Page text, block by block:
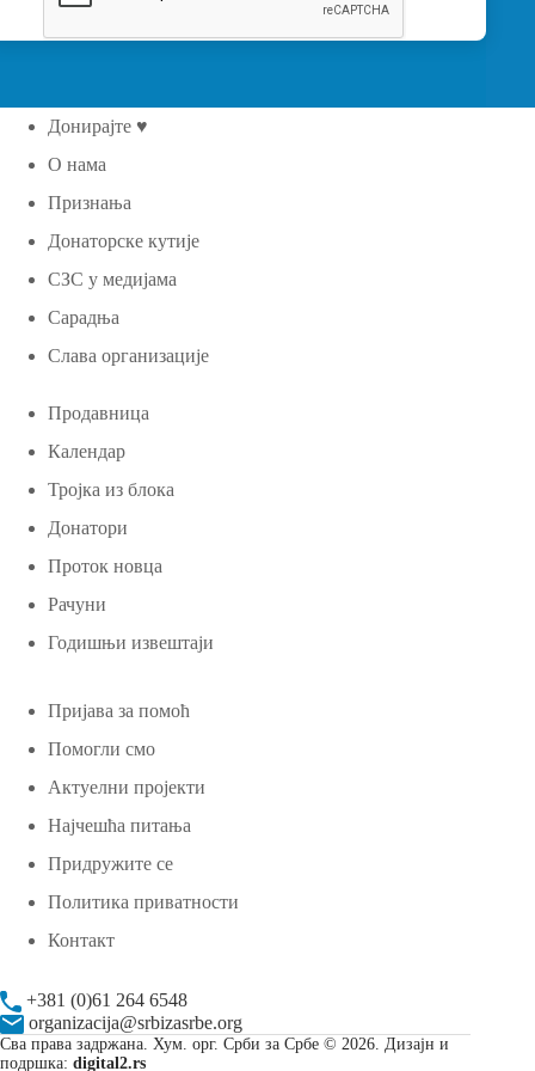
Донирајте ♥
О нама
Признања
Донаторске кутије
СЗС у медијама
Сарадња
Слава организације
Продавница
Календар
Тројка из блока
Донатори
Проток новца
Рачуни
Годишњи извештаји
Пријава за помоћ
Помогли смо
Актуелни пројекти
Најчешћа питања
Придружите се
Политика приватности
Контакт
+381 (0)61 264 6548
organizacija@srbizasrbe.org
Сва права задржана. Хум. орг. Срби за Србе © 2026. Дизајн и
подршка: digital2.rs